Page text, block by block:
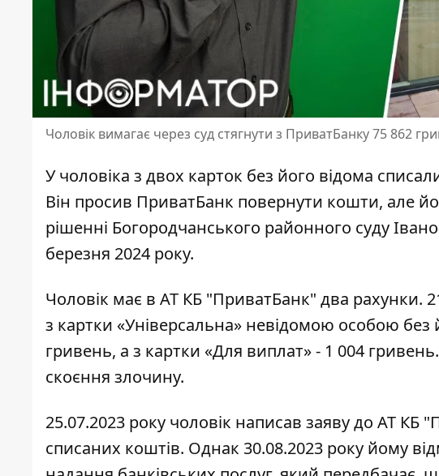
Чоловік вимагає через суд стягнути з ПриватБанку 75 862
У чоловіка з двох карток без його відома
Він просив ПриватБанк повернути кошти, але
рішенні Богородчанського районного суду
березня 2024 року.
Чоловік має в АТ КБ "ПриватБанк" два рахунки.
з картки «Універсальна» невідомою особою без
гривень, а з картки «Для виплат» - 1 004
скоєння злочину.
25.07.2023 року чоловік написав заяву до АТ
списаних коштів. Однак 30.08.2023 року йому